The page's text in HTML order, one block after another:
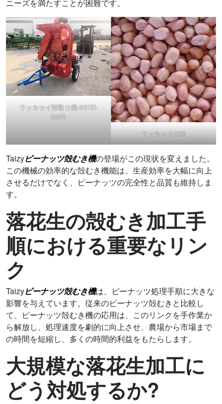
ニーズを満たすことが困難です。
ラッカセイ殻取り機-6BHD-
800B
ラッカセイの粒
Taizyピーナッツ殻むき機の登場がこの現状を変えました。
この機械の効率的な殻むき機能は、生産効率を大幅に向上
させるだけでなく、ピーナッツの完全性と品質も維持しま
す。
落花生の殻むき加工手
順における重要なリン
ク
Taizyピーナッツ殻むき機は、ピーナッツ処理手順に大きな
影響を与えています。従来のピーナッツ殻むきと比較し
て、ピーナッツ殻むき機の応用は、このリンクを手作業か
ら解放し、処理速度を劇的に向上させ、農場から市場まで
の時間を短縮し、多くの時間的利益をもたらします。
大規模な落花生加工に
どう対処するか?